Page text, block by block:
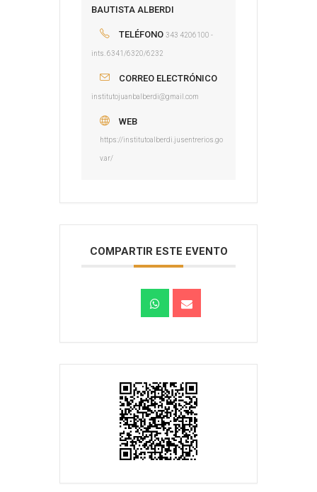
BAUTISTA ALBERDI
TELÉFONO 343 4206100 -
ints. 6341/6320/6232
CORREO ELECTRÓNICO
institutojuanbalberdi@gmail.com
WEB
https://institutoalberdi.jusentrerios.go
v.ar/
COMPARTIR ESTE EVENTO